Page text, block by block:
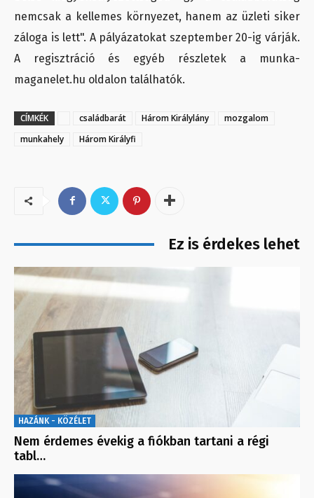
nemcsak a kellemes környezet, hanem az üzleti siker
záloga is lett". A pályázatokat szeptember 20-ig várják.
A regisztráció és egyéb részletek a munka-
maganelet.hu oldalon találhatók.
CÍMKÉK családbarát Három Királylány
mozgalom
munkahely
Három Királyfi
Ez is érdekes lehet
HAZÁNK - KÖZÉLET
Nem érdemes évekig a fiókban tartani a régi
tabl…